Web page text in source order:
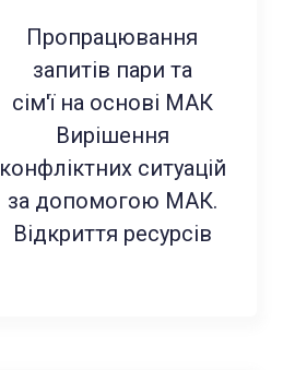
Пропрацювання
запитів пари та
сім'ї на основі МАК
Вирішення
конфліктних ситуацій
за допомогою МАК.
Відкриття ресурсів